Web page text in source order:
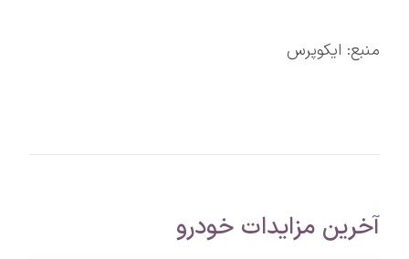
منبع: ایکوپرس
آخرین مزایدات خودرو